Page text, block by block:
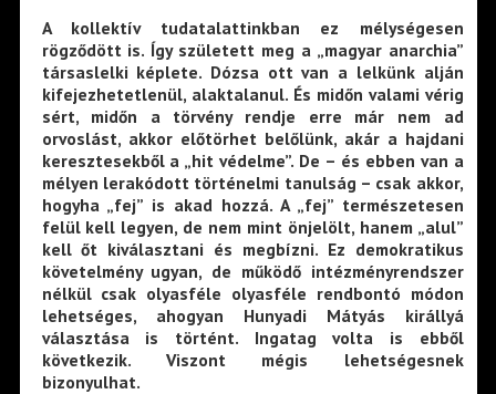
A kollektív tudatalattinkban ez mélységesen
rögződött is. Így született meg a „magyar anarchia”
társaslelki képlete. Dózsa ott van a lelkünk alján
kifejezhetetlenül, alaktalanul. És midőn valami vérig
sért, midőn a törvény rendje erre már nem ad
orvoslást, akkor előtörhet belőlünk, akár a hajdani
keresztesekből a „hit védelme”. De – és ebben van a
mélyen lerakódott történelmi tanulság – csak akkor,
hogyha „fej” is akad hozzá. A „fej” természetesen
felül kell legyen, de nem mint önjelölt, hanem „alul”
kell őt kiválasztani és megbízni. Ez demokratikus
követelmény ugyan, de működő intézményrendszer
nélkül csak olyasféle olyasféle rendbontó módon
lehetséges, ahogyan Hunyadi Mátyás királlyá
választása is történt. Ingatag volta is ebből
következik. Viszont mégis lehetségesnek
bizonyulhat.